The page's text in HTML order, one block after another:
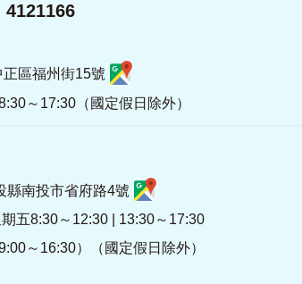
區福州街15號
～17:30（國定假日除外）
縣南投市省府路4號
五8:30～12:30 | 13:30～17:30
～16:30）（國定假日除外）